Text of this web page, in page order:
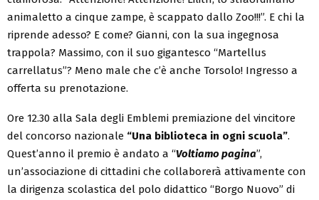
animaletto a cinque zampe, è scappato dallo Zoo!!!”. E chi la
riprende adesso? E come? Gianni, con la sua ingegnosa
trappola? Massimo, con il suo gigantesco “Martellus
carrellatus”? Meno male che c’è anche Torsolo! Ingresso a
offerta su prenotazione.
Ore 12.30 alla Sala degli Emblemi premiazione del vincitore
del concorso nazionale “Una biblioteca in ogni scuola”.
Quest’anno il premio è andato a “Voltiamo pagina”,
un’associazione di cittadini che collaborerà attivamente con
la dirigenza scolastica del polo didattico “Borgo Nuovo” di